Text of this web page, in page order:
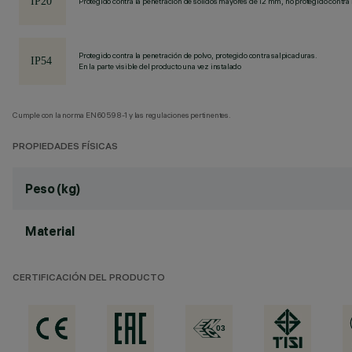
Protegido contra la penetración de polvo, protegido contra salpicaduras.
En la parte visible del producto una vez instalado
Cumple con la norma EN60598-1 y las regulaciones pertinentes.
PROPIEDADES FÍSICAS
Peso (kg)
Material
CERTIFICACIÓN DEL PRODUCTO